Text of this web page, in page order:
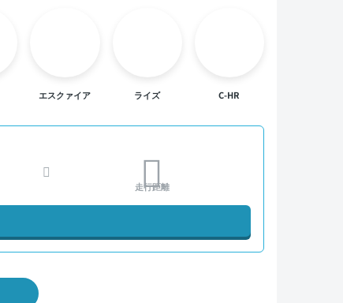
エスクァイア ライズ C-HR
走行距離